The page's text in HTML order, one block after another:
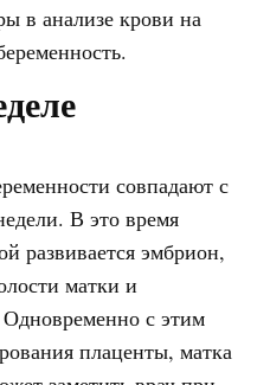
в анализе крови на
совпадают с
В это время
развивается эмбрион,
матки и
Одновременно с этим
плаценты, матка